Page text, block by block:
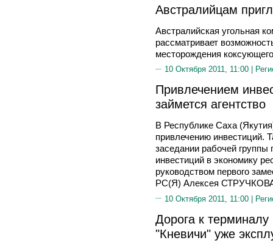
Австралийцам
Австралийская угольная
рассматривает
месторождения
10 Октября 2011, 11:00 |
Привлечением
займется агентство
В Республике Саха
привлечению инвестиций.
заседании рабочей
инвестиций в экономику
руководством первого
РС(Я) Алексея
10 Октября 2011, 11:00 |
Дорога к терминалу
"Кневичи" уже